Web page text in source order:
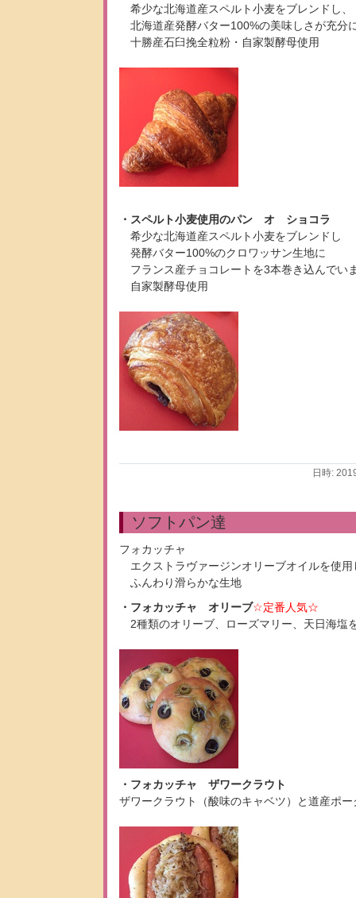
希少な北海道産スペルト小麦をブレンドし、
北海道産発酵バター100%の美味しさが充分
十勝産石臼挽全粒粉・自家製酵母使用
・スペルト小麦使用のパン オ ショコラ
希少な北海道産スペルト小麦をブレンドし
発酵バター100%のクロワッサン生地に
フランス産チョコレートを3本巻き込んでい
自家製酵母使用
日時:
ソフトパン達
フォカッチャ
エクストラヴァージンオリーブオイルを使用
ふんわり滑らかな生地
・フォカッチャ オリーブ☆定番人気☆
2種類のオリーブ、ローズマリー、天日海塩
・フォカッチャ ザワークラウト
ザワークラウト（酸味のキャベツ）と道産ポ